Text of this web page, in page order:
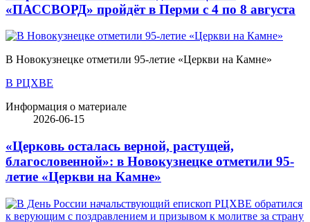
«ПАССВОРД» пройдёт в Перми с 4 по 8 августа
В Новокузнецке отметили 95-летие «Церкви на Камне»
В РЦХВЕ
Информация о материале
2026-06-15
«Церковь осталась верной, растущей,
благословенной»: в Новокузнецке отметили 95-
летие «Церкви на Камне»